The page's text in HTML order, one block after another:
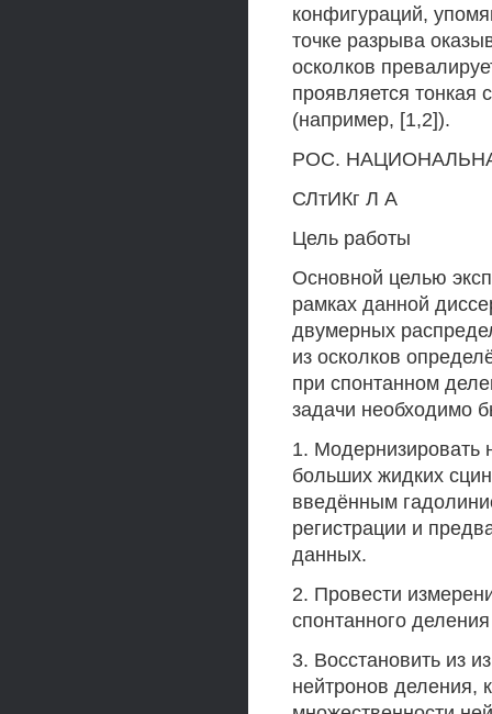
конфигураций,
точке разрыва
осколков
проявляется тонкая
(например, [1,2]).
РОС.
СЛтИКг Л А
Цель работы
Основной целью
рамках данной
двумерных
из осколков
при спонтанном
задачи необходимо
1. Модернизировать
больших жидких
введённым
регистрации и
данных.
2. Провести
спонтанного
3. Восстановить из
нейтронов деления,